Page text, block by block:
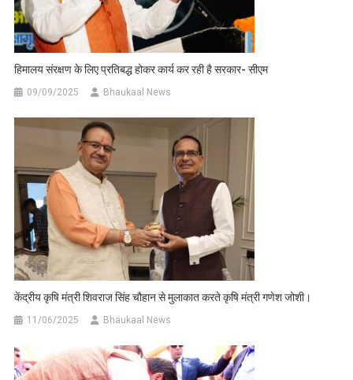
हिमालय संरक्षण के लिए प्रतिबद्ध होकर कार्य कर रही है सरकार- सीएम
09/09/2025 Bhaukaal News
केंद्रीय कृषि मंत्री शिवराज सिंह चौहान से मुलाकात करते कृषि मंत्री गणेश जोशी।
11/06/2025 Bhaukaal News